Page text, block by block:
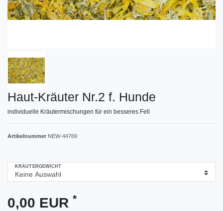
Haut-Kräuter Nr.2 f. Hunde
individuelle Kräutermischungen für ein besseres Fell
Artikelnummer NEW-44769
KRÄUTERGEWICHT
0,00 EUR *